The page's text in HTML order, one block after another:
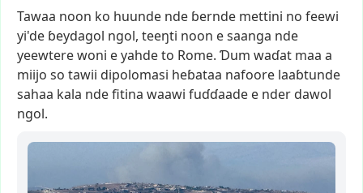
Tawaa noon ko huunde nde ɓernde mettini no feewi
yi'de ɓeydagol ngol, teeŋti noon esaanga nde
yeewterewoni eyahdeto Rome. Ɗum waɗat maa a
miijo so tawii dipolomasi heɓataa nafoore laaɓtunde
sahaa kala ndefitina waawi fuɗɗaade e nder dawol
ngol.